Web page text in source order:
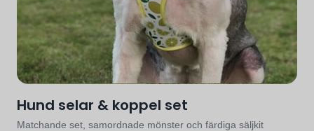
Hund selar & koppel set
Matchande set, samordnade mönster och färdiga säljkit